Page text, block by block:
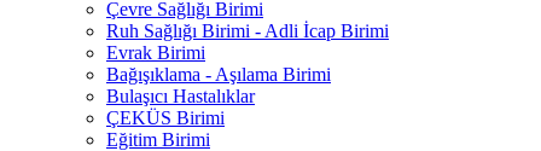
Çevre Sağlığı Birimi
Ruh Sağlığı Birimi - Adli İcap Birimi
Evrak Birimi
Bağışıklama - Aşılama Birimi
Bulaşıcı Hastalıklar
ÇEKÜS Birimi
Eğitim Birimi